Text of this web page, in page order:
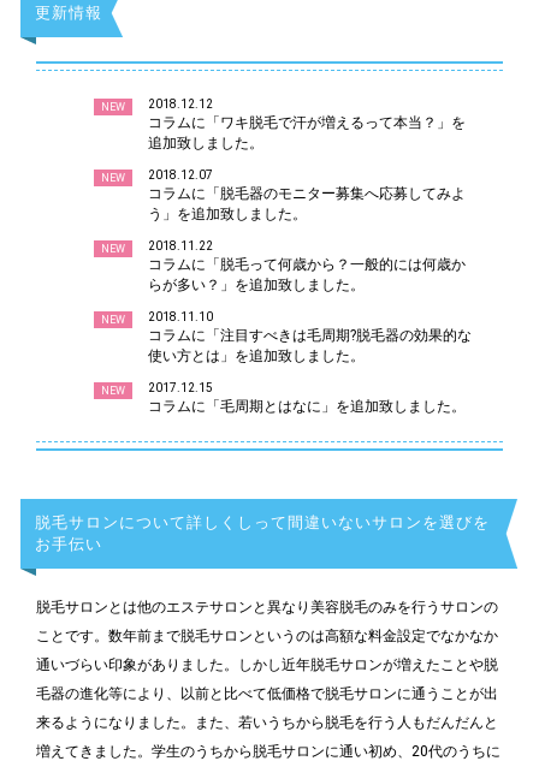
更新情報
NEW 2018.12.12
コラムに「ワキ脱毛で汗が増えるって本当？」を
追加致しました。
NEW 2018.12.07
コラムに「脱毛器のモニター募集へ応募してみよ
う」を追加致しました。
NEW 2018.11.22
コラムに「脱毛って何歳から？一般的には何歳か
らが多い？」を追加致しました。
NEW 2018.11.10
コラムに「注目すべきは毛周期?脱毛器の効果的な
使い方とは」を追加致しました。
NEW 2017.12.15
コラムに「毛周期とはなに」を追加致しました。
脱毛サロンについて詳しくしって間違いないサロンを選びを
お手伝い
脱毛サロンとは他のエステサロンと異なり美容脱毛のみを行うサロンの
ことです。数年前まで脱毛サロンというのは高額な料金設定でなかなか
通いづらい印象がありました。しかし近年脱毛サロンが増えたことや脱
毛器の進化等により、以前と比べて低価格で脱毛サロンに通うことが出
来るようになりました。また、若いうちから脱毛を行う人もだんだんと
増えてきました。学生のうちから脱毛サロンに通い初め、20代のうちに